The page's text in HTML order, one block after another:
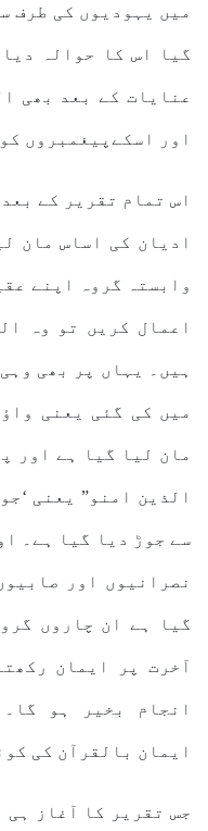
میں یہودیوں کی طرف
گیا اس کا حوالہ
عنایات کے بعد بھی
اور اسکےپیغمبروں
ادیان کی اساس مان
وابستہ گروہ اپنے
اعمال کریں تو وہ
ہیں۔ یہاں پر بھی
میں کی گئی یعنی
مان لیا گیا ہے اور
الذین امنو” یعنی
سے جوڑ دیا گیا ہے۔
نصرانیوں اور
گیا ہے ان چاروں
آخرت پر ایمان
انجام بخیر ہو
ایمان بالقرآن کی
جس تقریر کا آغاز ہی